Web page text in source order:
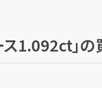
ス1.092ct」